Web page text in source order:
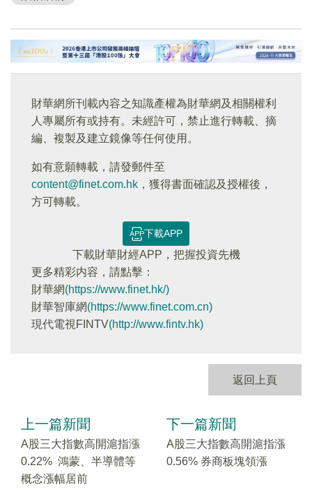
財華網所刊載內容之知識產權為財華網及相關權利
人專屬所有或持有。未經許可，禁止進行轉載、摘
編、複製及建立鏡像等任何使用。
如有意願轉載，請發郵件至
content@finet.com.hk ，獲得書面確認及授權後，
方可轉載。
下載APP
下載財華財經APP，把握投資先機
更多精彩内容，請點擊：
財華網(https://www.finet.hk/)
財華智庫網(https://www.finet.com.cn)
現代電視FINTV(http://www.fintv.hk)
返回上頁
上一篇新聞
A股三大指數高開滬指漲
0.22% 鴻蒙、半導體等
概念漲幅居前
下一篇新聞
A股三大指數高開滬指漲
0.56% 券商板塊領漲